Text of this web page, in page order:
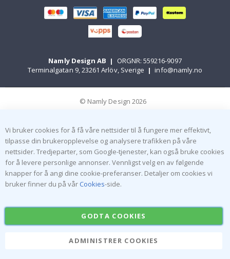
Namly Design AB |
ORGNR: 559216-9097
Terminalgatan 9, 23261 Arlöv, Sverige | info@namly.no
© Namly Design 2026
Vi bruker cookies for å få våre nettsider til å fungere mer effektivt,
tilpasse din brukeropplevelse og analysere trafikken på våre
nettsider. Tredjeparter, som Google-tjenester, kan også bruke cookies
for å levere personlige annonser. Vennligst velg en av følgende
knapper for å angi dine cookie-preferanser. Detaljer om cookies vi
bruker finner du på vår Cookies-side.
GODTA COOKIES
ADMINISTRER COOKIES